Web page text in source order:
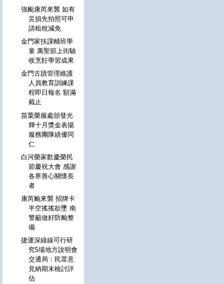
強颱康芮來襲 如有
災損先拍照可申
請租稅減免
金門家扶課輔班學
童 萬聖節上街驗
收烹飪學習成果
金門古蹟管理維護
人員教育訓練課
程即日報名 額滿
截止
苗栗榮服處頒發光
輝十月獎金表揚
服務團隊績優同
仁
白河榮家歡慶榮民
節慶祝大會 感謝
各界善心關懷長
者
康芮颱來襲 招牌卡
半空搖搖欲墜 南
警籲做好防颱整
備
捷運深綠線可行研
究5場地方說明會
交通局：民眾意
見納期末檢討評
估